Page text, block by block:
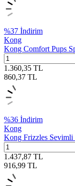
%37 İndirim
Kong
Kong Comfort Pups
1.360,35 TL
860,37 TL
%36 İndirim
Kong
Kong Frizzles Sevimli
1.437,87 TL
916,99 TL